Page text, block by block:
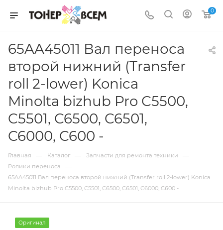
0
65AA45011 Вал переноса
второй нижний (Transfer
roll 2-lower) Konica
Minolta bizhub Pro C5500,
C5501, C6500, C6501,
C6000, C600 -
Главная — Каталог — Запчасти для ремонта техники —
Ролики переноса —
65AA45011 Вал переноса второй нижний (Transfer roll 2-lower) Konica
Minolta bizhub Pro C5500, C5501, C6500, C6501, C6000, C600 -
Оригинал